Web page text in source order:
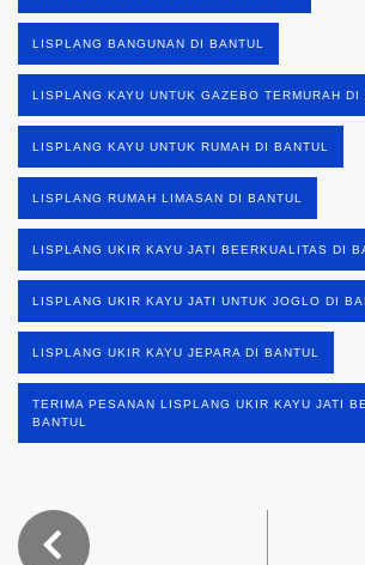
LISPLANG BANGUNAN DI BANTUL
LISPLANG KAYU UNTUK GAZEBO TERMURAH DI
LISPLANG KAYU UNTUK RUMAH DI BANTUL
LISPLANG RUMAH LIMASAN DI BANTUL
LISPLANG UKIR KAYU JATI BEERKUALITAS DI
LISPLANG UKIR KAYU JATI UNTUK JOGLO DI
LISPLANG UKIR KAYU JEPARA DI BANTUL
TERIMA PESANAN LISPLANG UKIR KAYU JATI
BANTUL